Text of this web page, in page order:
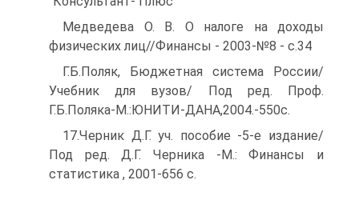
Медведева О. В. О налоге на доходы
физических лиц//Финансы - 2003-№8 - с.34
Г.Б.Поляк, Бюджетная система России/
Учебник для вузов/ Под ред. Проф.
Г.Б.Поляка-М.:ЮНИТИ-ДАНА,2004.-550с.
17.Черник Д.Г. уч. пособие -5-е издание/
Под ред. Д.Г. Черника -М.: Финансы и
статистика , 2001-656 с.